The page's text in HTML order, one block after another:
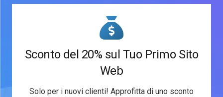
Sconto del 20% sul Tuo Primo Sito
Web
Solo per i nuovi clienti! Approfitta di uno sconto